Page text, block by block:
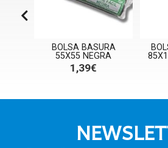
BOLSA DE BASURA
85X105 G.140 VERDE
2,83€